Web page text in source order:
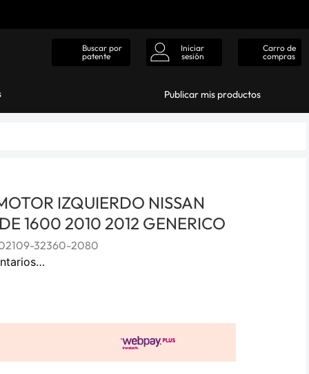
Buscar por
patente
Iniciar
sesión
Carro de
compras
Publicar mis productos
IZQUIERDO NISSAN
1600 2010 2012 GENERICO
32360-2080